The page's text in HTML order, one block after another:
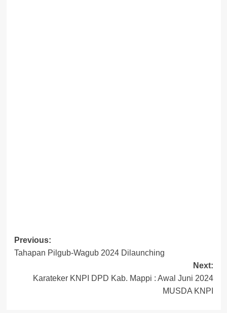
Post
navigation
Previous:
Tahapan Pilgub-Wagub 2024 Dilaunching
Next:
Karateker KNPI DPD Kab. Mappi : Awal Juni 2024
MUSDA KNPI